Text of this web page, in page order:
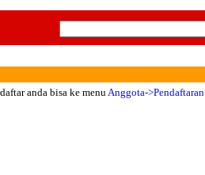
anda bisa ke menuAnggota->Pendaftaran